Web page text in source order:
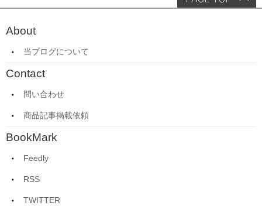
About
当ブログについて
Contact
問い合わせ
商品記事掲載依頼
BookMark
Feedly
RSS
TWITTER